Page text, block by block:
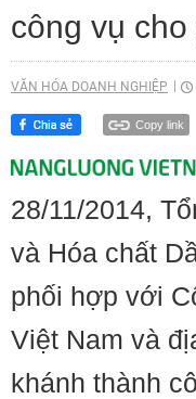
công vụ
VĂN HÓA DOANH NGHIỆP
Copy link
28/11/2014,
và Hóa chất
phối hợp với
Việt Nam và
khánh thành